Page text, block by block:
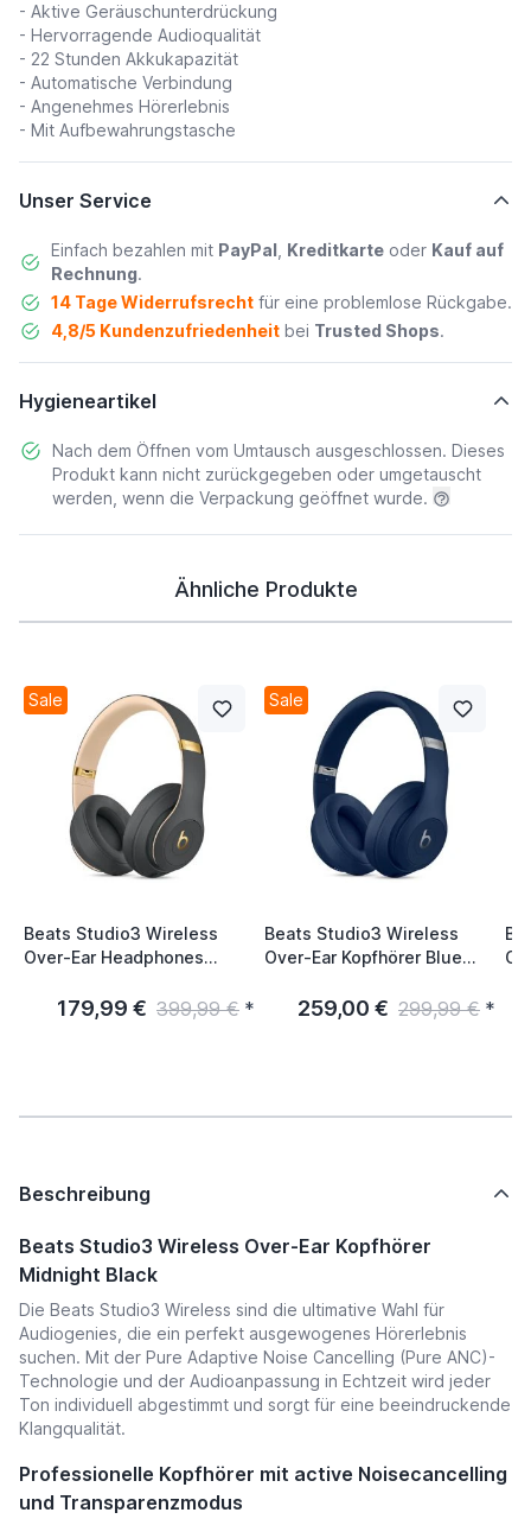
- Aktive Geräuschunterdrückung
- Hervorragende Audioqualität
- 22 Stunden Akkukapazität
- Automatische Verbindung
- Angenehmes Hörerlebnis
- Mit Aufbewahrungstasche
Unser Service
Einfach bezahlen mit PayPal Kreditkarteoder Kauf auf
Rechnung.
14 Tage Widerrufsrechtfür eine problemlose Rückgabe.
4,8/5 Kundenzufriedenheitbei Trusted Shops.
Hygieneartikel
Nach dem Öffnen vom Umtausch ausgeschlossen. Dieses
Produkt kann nicht zurückgegeben oder umgetauscht
werden, wenn die Verpackung geöffnet wurde.
Ähnliche Produkte
Sale
Beats Studio3 Wireless
Over-Ear Headphones
179,99 € 399,99 € *
Sale
Beats Studio3 Wireless
Over-Ear Kopfhörer Blue
259,00 € 299,99 € *
Beschreibung
Beats Studio3 Wireless Over-Ear Kopfhörer
Midnight Black
Die Beats Studio3 Wireless sind die ultimative Wahl für
Audiogenies, die ein perfekt ausgewogenes Hörerlebnis
suchen. Mit der Pure Adaptive Noise Cancelling (Pure ANC)-
Technologie und der Audioanpassung in Echtzeit wird jeder
Ton individuell abgestimmt und sorgt für eine beeindruckende
Klangqualität.
Professionelle Kopfhörer mit active Noisecancelling
und Transparenzmodus